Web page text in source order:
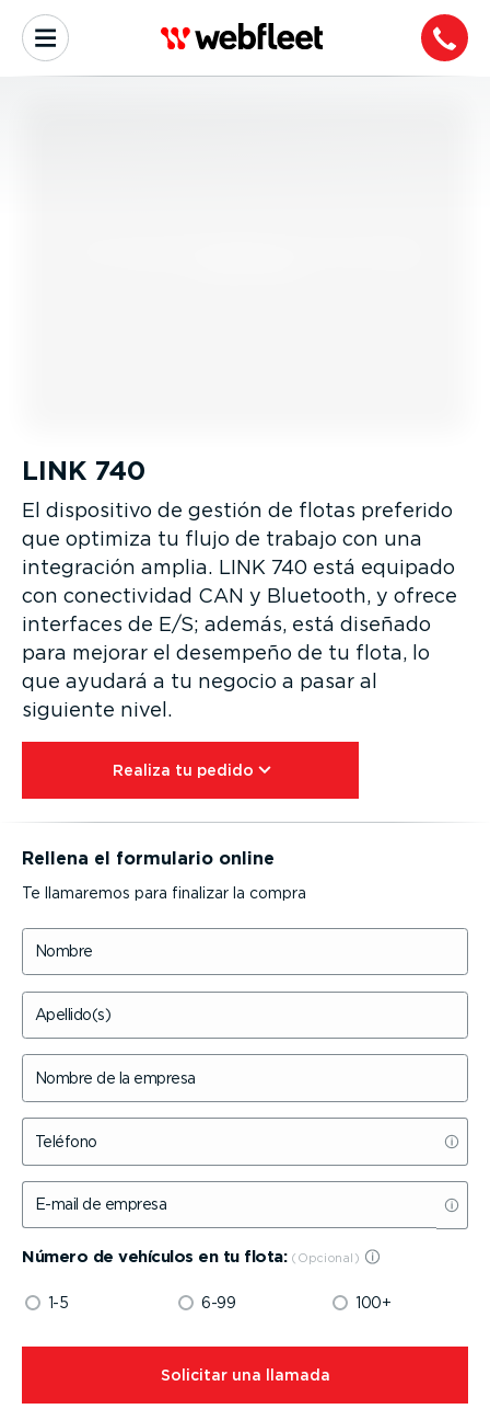
LINK 740
El dispositivo de gestión de flotas preferido
que optimiza tu flujo de trabajo con una
integración amplia. LINK 740 está equipado
con conec­ti­vidad CAN y Bluetooth, y ofrece
interfaces de E/S; además, está diseñado
para mejorar el desempeño de tu flota, lo
que ayudará a tu negocio a pasar al
siguiente nivel.
Realiza tu pedido⁠
Rellena el formulario online
Te llamaremos para finalizar la compra
Nombre
Apellido(s)
Nombre de la empresa
Teléfono
E-mail de empresa
Número de vehículos en tu flota:
1-5 6-99 100+
⁠Solicitar una llamada